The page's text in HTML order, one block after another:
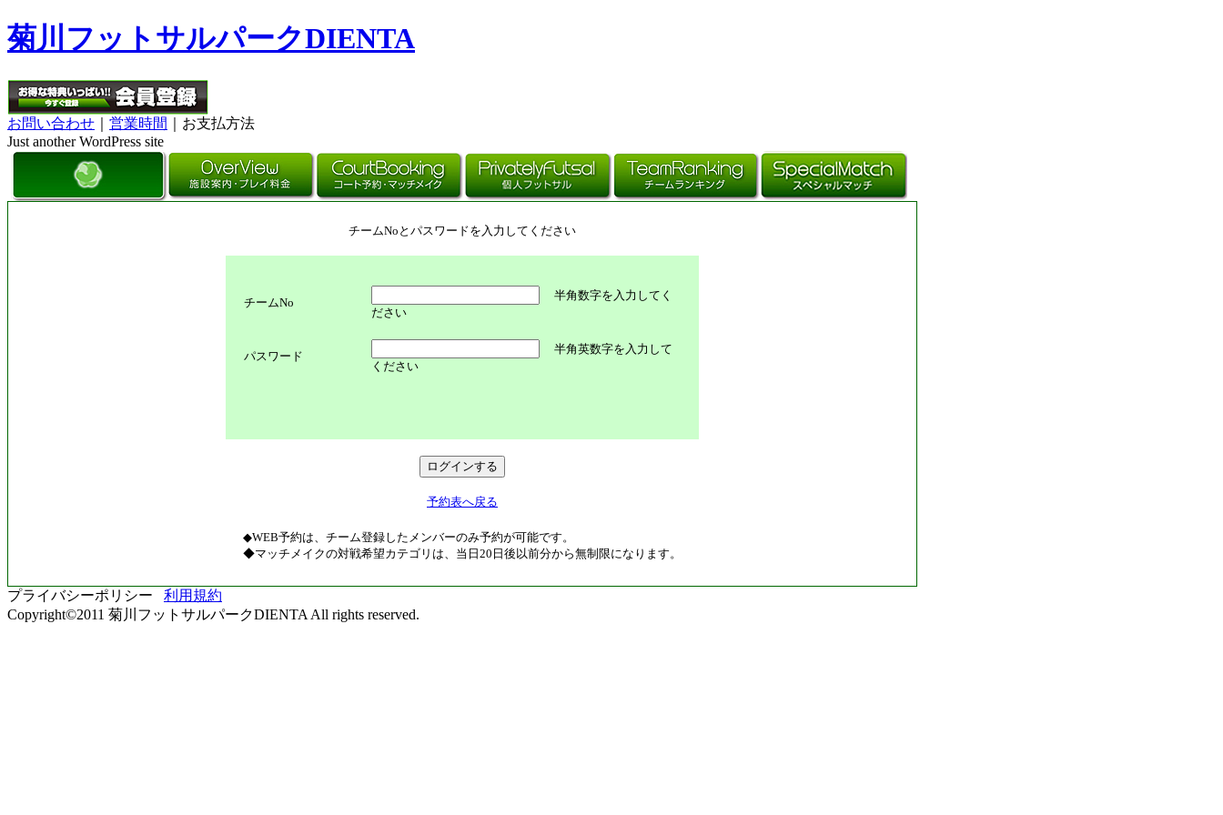
菊川フットサルパークDIENTA
お問い合わせ 営業時間
｜お支払方法
Just another WordPress site
チームNoとパスワードを入力してください
チームNo
半角数字を入力してく
ださい
パスワード
半角英数字を入力して
ください
予約表へ戻る
◆WEB予約は、チーム登録したメンバーのみ予約が可能です。
◆マッチメイクの対戦希望カテゴリは、当日20日後以前分から無制限になります。
プライバシーポリシー 利用規約
Copyright©2011 菊川フットサルパークDIENTA All rights reserved.